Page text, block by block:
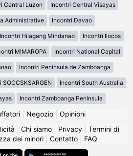
Central Luzon Incontri Central Visayas
Administrative Incontri Davao
Incontri Hilagang Mindanao Incontri Ilocos
MIMAROPA Incontri National Capital
Incontri Península de Zamboanga
SOCCSKSARGEN Incontri South Australia
Incontri Zamboanga Peninsula
| Negozio| Opinioni
Chi siamo| Privacy| Termini di
dei minori| Contatto| FAQ